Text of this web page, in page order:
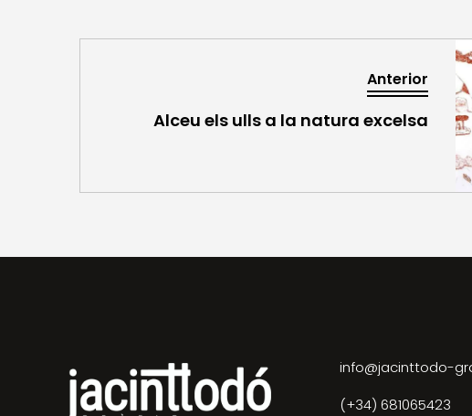
Anterior
Alceu els ulls a la natura excelsa
info@jacinttodo-
(+34) 681065423